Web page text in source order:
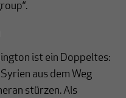
ist ein Doppeltes:
aus dem Weg
stürzen. Als